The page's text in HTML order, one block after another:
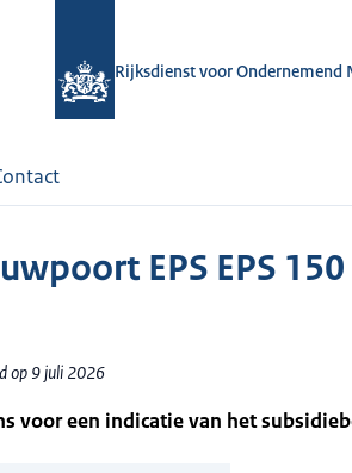
Rijksdienst voor Ondernemend
EPS EPS 150
op 9 juli 2026
voor een indicatie van het